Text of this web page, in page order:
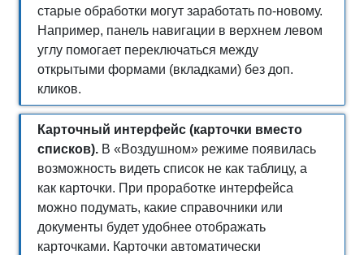
старые обработки могут заработать по-новому.
Например, панель навигации в верхнем левом
углу помогает переключаться между
открытыми формами (вкладками) без доп.
кликов.
Карточный интерфейс (карточки вместо
списков). В «Воздушном» режиме появилась
возможность видеть список не как таблицу, а
как карточки. При проработке интерфейса
можно подумать, какие справочники или
документы будет удобнее отображать
карточками. Карточки автоматически